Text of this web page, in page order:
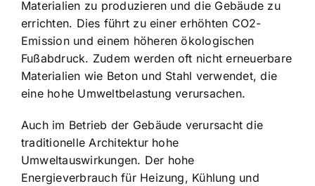
Materialien zu produzieren und die Gebäude zu
errichten. Dies führt zu einer erhöhten CO2-
Emission und einem höheren ökologischen
Fußabdruck. Zudem werden oft nicht erneuerbare
Materialien wie Beton und Stahl verwendet, die
eine hohe Umweltbelastung verursachen.
Auch im Betrieb der Gebäude verursacht die
traditionelle Architektur hohe
Umweltauswirkungen. Der hohe
Energieverbrauch für Heizung, Kühlung und